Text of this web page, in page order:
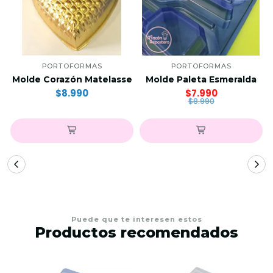
PORTOFORMAS
Molde Corazón Matelasse
$8.990
PORTOFORMAS
Molde Paleta Esmeralda
$7.990
$8.990
Puede que te interesen estos
Productos recomendados